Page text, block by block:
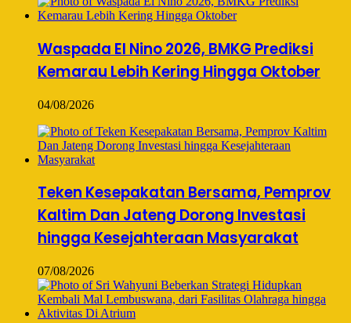
Waspada El Nino 2026, BMKG Prediksi
Kemarau Lebih Kering Hingga Oktober
04/08/2026
Teken Kesepakatan Bersama, Pemprov
Kaltim Dan Jateng Dorong Investasi
hingga Kesejahteraan Masyarakat
07/08/2026